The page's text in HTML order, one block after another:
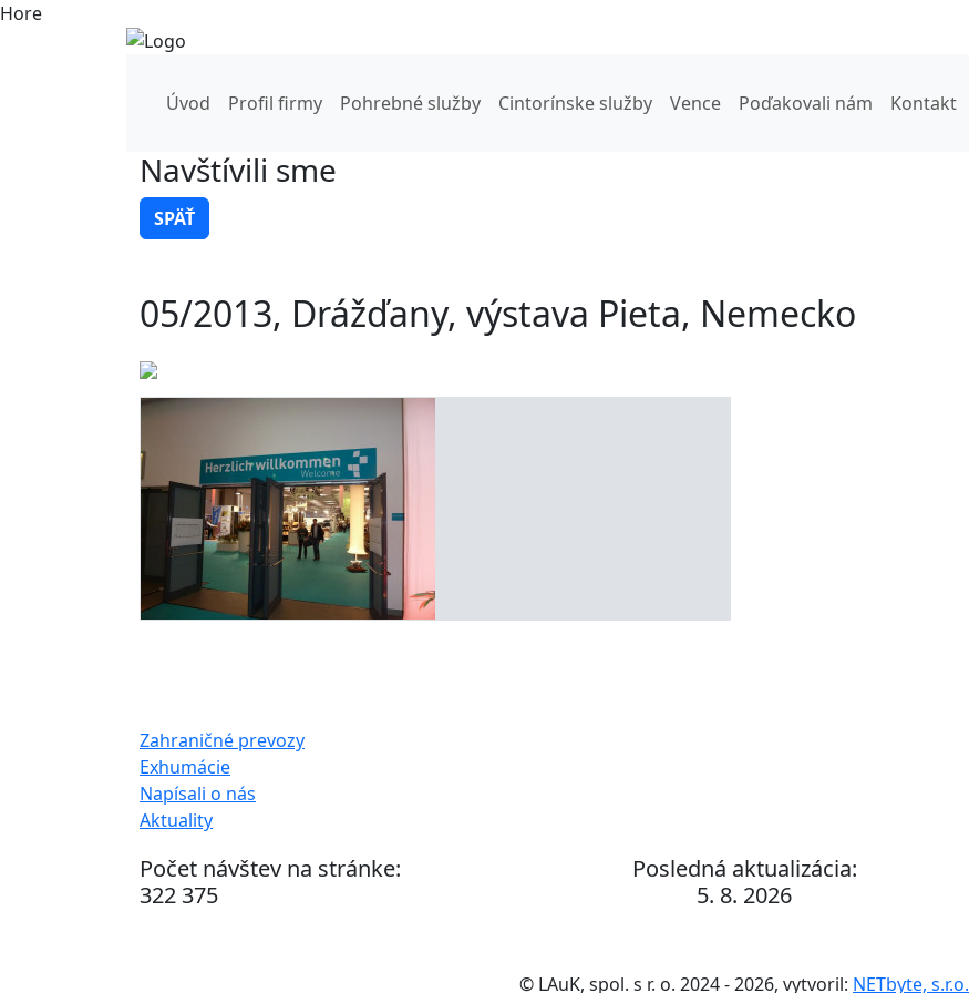
Hore
Úvod Profil firmy Pohrebné služby Cintorínske služby Vence Poďakovali nám Kontakt
Navštívili sme
SPÄŤ
05/2013, Drážďany, výstava Pieta, Nemecko
Zahraničné prevozy
Exhumácie
Napísali o nás
Aktuality
Počet návštev na stránke:
322 375
Posledná aktualizácia:
5. 8. 2026
© LAuK, spol. s r. o. 2024 - 2026, vytvoril: NETbyte, s.r.o.